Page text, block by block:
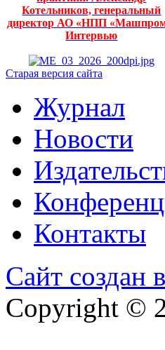
Котельников, генеральный
директор АО «НПП
Интервью
Старая версия сайта
Журнал
Новости
Контакты
Сайт создан
Copyright ©